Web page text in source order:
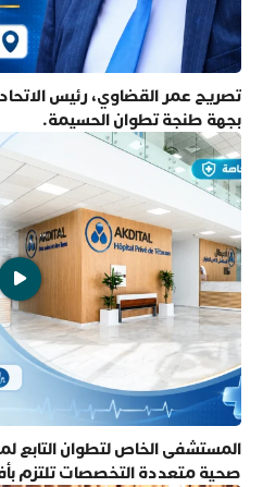
تصريح عمر القضاوي، رئيس
بجهة طنجة تطوان الحسيمة.
المستشفى الخاص لتطوان
صحية متعددة التخصصات تلتزم